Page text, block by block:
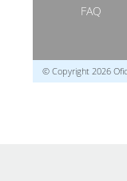
FAQ
© Copyright 2026